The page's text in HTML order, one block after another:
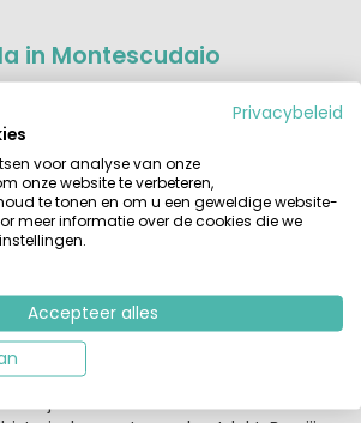
in Montescudaio
Capraia en Corsica in de verte. De
stadsmuur onder je. Vanaf de oude
Montescudaio, La Guardiola, zie
Tegenwoordig hoef je niet
voor militairen, voor verliefde stelletjes
dat tot nu toe niet de
het verdient. Hier moet je heen met je
over de Via dell’Amore en de
van de Liefde en de Weg van de
de Duomo Pienza bewonderen.
Privacybeleid
voor analyse van onze
onze website te verbeteren,
te tonen en om u een geweldige website-
meer informatie over de cookies die we
Accepteer alles